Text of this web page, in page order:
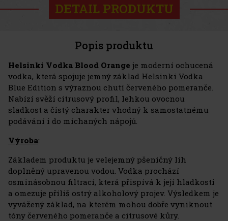
DETAIL PRODUKTU
Popis produktu
Helsinki Vodka Blood Orange je moderní ochucená
vodka, která spojuje jemný základ Helsinki Vodka
Blue Edition s výraznou chutí červeného pomeranče.
Nabízí svěží citrusový profil, lehkou ovocnou
sladkost a čistý charakter vhodný k samostatnému
podávání i do míchaných nápojů.
Výroba:
Základem produktu je velejemný pšeničný líh
doplněný upravenou vodou. Vodka prochází
osminásobnou filtrací, která přispívá k její hladkosti
a omezuje příliš ostrý alkoholový projev. Výsledkem je
vyvážený základ, na kterém mohou dobře vyniknout
tóny červeného pomeranče a citrusové kůry.